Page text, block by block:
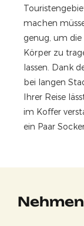
machen
genug, um
Körper zu
lassen. Dank
bei langen
Ihrer Reise
im Koffer
ein Paar